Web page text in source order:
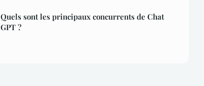
Quels sont les principaux concurrents de Chat
GPT ?